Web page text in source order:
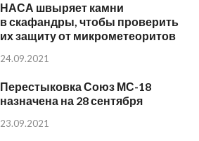
НАСА швыряет камни
в скафандры, чтобы проверить
их защиту от микрометеоритов
24.09.2021
Перестыковка Союз МС-18
назначена на 28 сентября
23.09.2021